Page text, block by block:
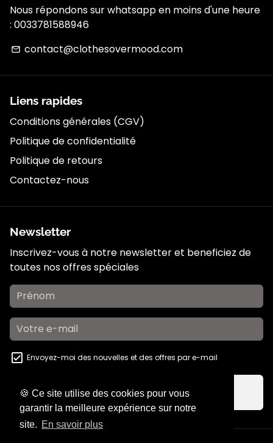
🍪 Ce site utilise des cookies pour vous
garantir la meilleure expérience sur notre
site. En savoir plus
Nous répondons sur whatsapp en moins d'une heure
: 0033781588946
email contact@clothesovermood.com
Liens rapides
Conditions générales (CGV)
Politique de confidentialité
Politique de retours
Contactez-nous
Newsletter
Inscrivez-vous à notre newsletter et beneficiez de
toutes nos offres spéciales
Envoyez-moi des nouvelles et des offres par e-mail
email S'inscrire